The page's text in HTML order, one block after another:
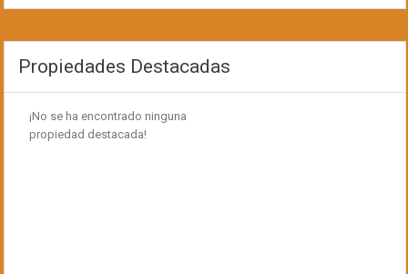
Propiedades Destacadas
¡No se ha encontrado ninguna
propiedad destacada!